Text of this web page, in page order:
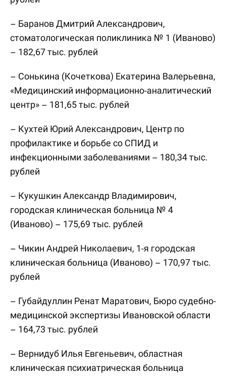
– Баранов Дмитрий Александрович,
стоматологическая поликлиника № 1 (Иваново)
– 182,67 тыс. рублей
– Сонькина (Кочеткова) Екатерина Валерьевна,
«Медицинский информационно-аналитический
центр» – 181,65 тыс. рублей
– Кухтей Юрий Александрович, Центр по
профилактике и борьбе со СПИД и
инфекционными заболеваниями – 180,34 тыс.
рублей
– Кукушкин Александр Владимирович,
городская клиническая больница № 4
(Иваново) – 175,69 тыс. рублей
– Чикин Андрей Николаевич, 1-я городская
клиническая больница (Иваново) – 170,97 тыс.
рублей
– Губайдуллин Ренат Маратович, Бюро судебно-
медицинской экспертизы Ивановской области
– 164,73 тыс. рублей
– Вернидуб Илья Евгеньевич, областная
клиническая психиатрическая больница